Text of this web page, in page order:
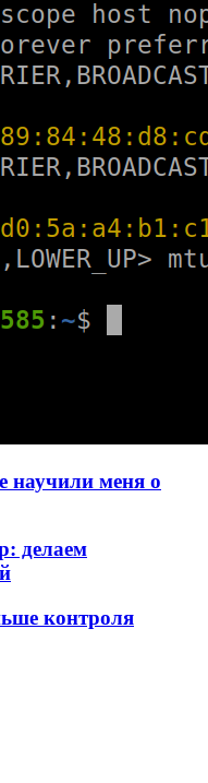
научили меня о
делаем
контроля